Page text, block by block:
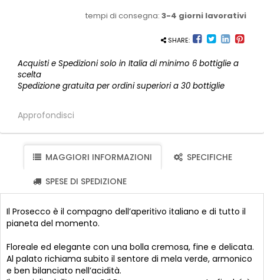
tempi di consegna: 3-4 giorni lavorativi
SHARE:
Acquisti e Spedizioni solo in Italia di minimo 6 bottiglie a
scelta
Spedizione gratuita per ordini superiori a 30 bottiglie
Approfondisci
MAGGIORI INFORMAZIONI SPECIFICHE
SPESE DI SPEDIZIONE
Il Prosecco è il compagno dell’aperitivo italiano e di tutto il
pianeta del momento.
Floreale ed elegante con una bolla cremosa, fine e delicata.
Al palato richiama subito il sentore di mela verde, armonico
e ben bilanciato nell’acidità.